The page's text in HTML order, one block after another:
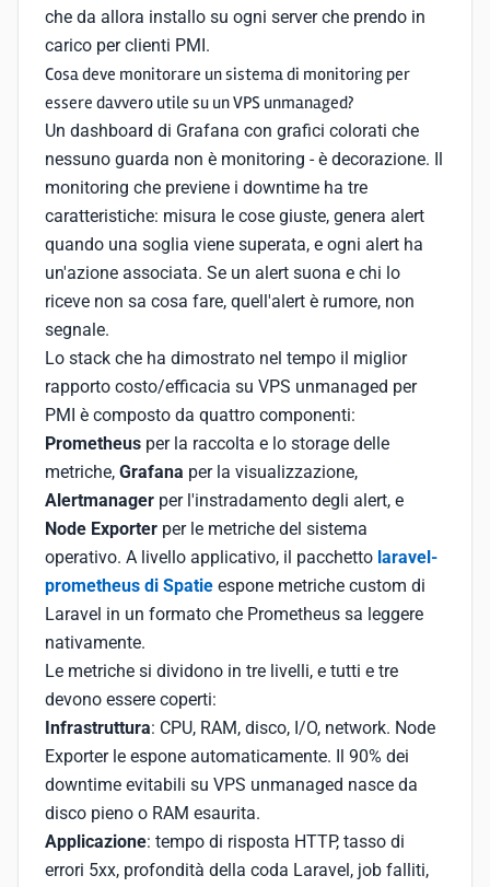
che da allora installo su ogni server che prendo in
carico per clienti PMI.
Cosa deve monitorare un sistema di monitoring per
essere davvero utile su un VPS unmanaged?
Un dashboard di Grafana con grafici colorati che
nessuno guarda non è monitoring - è decorazione. Il
monitoring che previene i downtime ha tre
caratteristiche: misura le cose giuste, genera alert
quando una soglia viene superata, e ogni alert ha
un'azione associata. Se un alert suona e chi lo
riceve non sa cosa fare, quell'alert è rumore, non
segnale.
Lo stack che ha dimostrato nel tempo il miglior
rapporto costo/efficacia su VPS unmanaged per
PMI è composto da quattro componenti:
Prometheus per la raccolta e lo storage delle
metriche, Grafana per la visualizzazione,
Alertmanager per l'instradamento degli alert, e
Node Exporter per le metriche del sistema
operativo. A livello applicativo, il pacchetto laravel-
prometheus di Spatie espone metriche custom di
Laravel in un formato che Prometheus sa leggere
nativamente.
Le metriche si dividono in tre livelli, e tutti e tre
devono essere coperti:
Infrastruttura: CPU, RAM, disco, I/O, network. Node
Exporter le espone automaticamente. Il 90% dei
downtime evitabili su VPS unmanaged nasce da
disco pieno o RAM esaurita.
Applicazione: tempo di risposta HTTP, tasso di
errori 5xx, profondità della coda Laravel, job falliti,